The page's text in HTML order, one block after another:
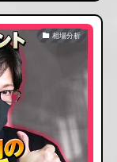
相場分析